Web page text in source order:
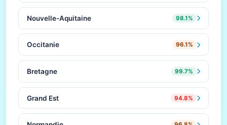
Nouvelle-Aquitaine 98.1%
Occitanie 96.1%
Bretagne 99.7%
Grand Est 94.8%